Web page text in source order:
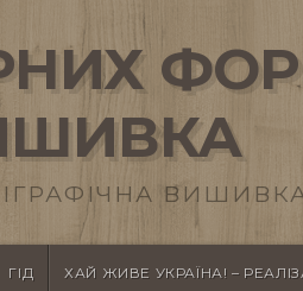
ГІД ХАЙ ЖИВЕ УКРАЇНА! –